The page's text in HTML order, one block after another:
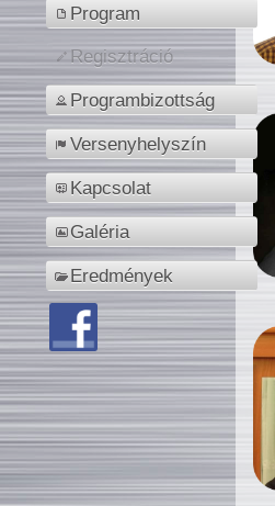
Program
Regisztráció
Programbizottság
Versenyhelyszín
Kapcsolat
Galéria
Eredmények